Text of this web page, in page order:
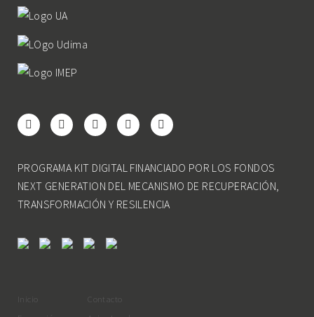
PROGRAMA KIT DIGITAL FINANCIADO POR LOS FONDOS
NEXT GENERATION DEL MECANISMO DE RECUPERACIÓN,
TRANSFORMACIÓN Y RESILENCIA
Inicio
Contacto